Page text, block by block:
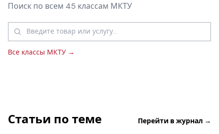
Поиск по всем 45 классам МКТУ
Все классы МКТУ →
Статьи по теме Перейти в журнал →